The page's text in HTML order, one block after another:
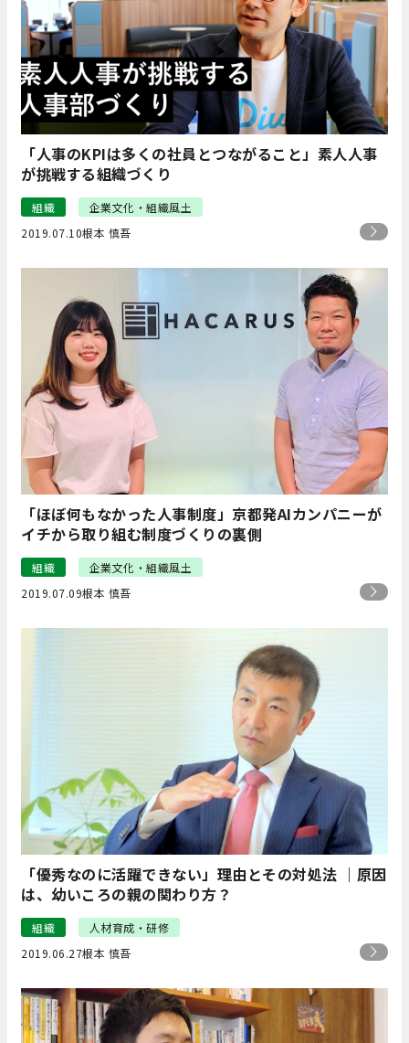
「人事のKPIは多くの社員とつながること」素人人事
が挑戦する組織づくり
組織
企業文化・組織風土
2019.07.10根本 慎吾
「ほぼ何もなかった人事制度」京都発AIカンパニーが
イチから取り組む制度づくりの裏側
組織
企業文化・組織風土
2019.07.09根本 慎吾
「優秀なのに活躍できない」理由とその対処法 ｜原因
は、幼いころの親の関わり方？
組織
人材育成・研修
2019.06.27根本 慎吾